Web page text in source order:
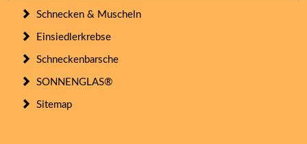
Schnecken & Muscheln
Einsiedlerkrebse
Schneckenbarsche
SONNENGLAS®
Sitemap